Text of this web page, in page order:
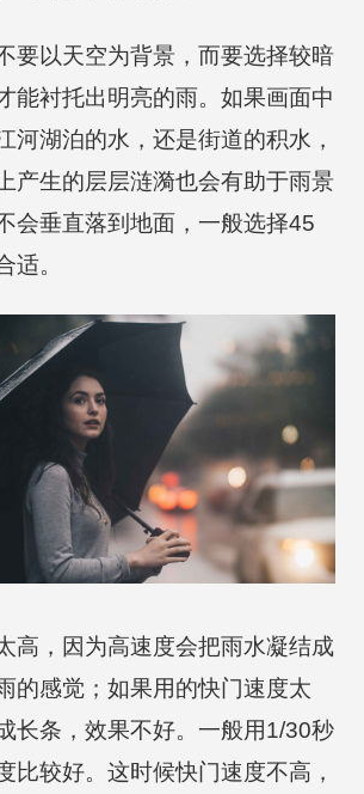
要以天空为背景，而要选择较暗
能衬托出明亮的雨。如果画面中
河湖泊的水，还是街道的积水，
产生的层层涟漪也会有助于雨景
会垂直落到地面，一般选择45
适。
高，因为高速度会把雨水凝结成
的感觉；如果用的快门速度太
长条，效果不好。一般用1/30秒
比较好。这时候快门速度不高，